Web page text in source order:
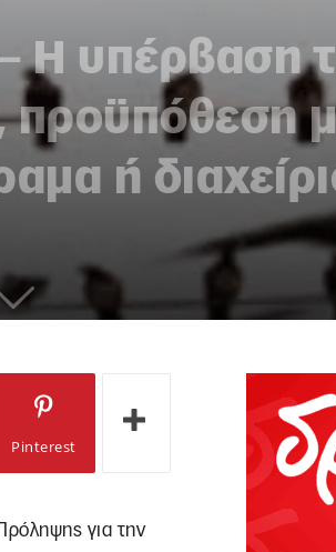
Η υπέρβαση
προϋπόθεση
ή
Pinterest
για την